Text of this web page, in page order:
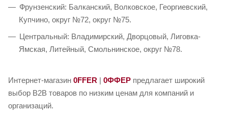
Фрунзенский: Балканский, Волковское, Георгиевский,
Купчино, округ №72, округ №75.
Центральный: Владимирский, Дворцовый, Лиговка-
Ямская, Литейный, Смольнинское, округ №78.
Интернет-магазин 0FFER | 0ФФЕР предлагает широкий
выбор B2B товаров по низким ценам для компаний и
организаций.